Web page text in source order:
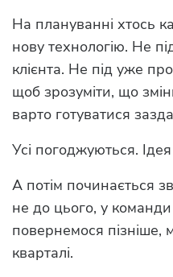
На плануванні хтось
нову технологію. Не
клієнта. Не під уже
щоб зрозуміти, що
варто готуватися
Усі погоджуються.
А потім починається
не до цього, у
повернемося пізніше,
кварталі.